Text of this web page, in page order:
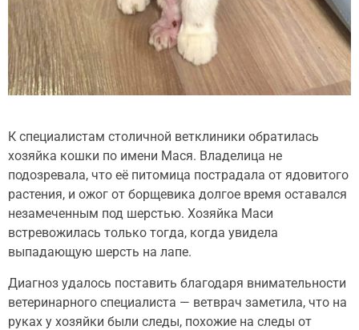
К специалистам столичной ветклиники обратилась
хозяйка кошки по имени Мася. Владелица не
подозревала, что её питомица пострадала от ядовитого
растения, и ожог от борщевика долгое время оставался
незамеченным под шерстью. Хозяйка Маси
встревожилась только тогда, когда увидела
выпадающую шерсть на лапе.
Диагноз удалось поставить благодаря внимательности
ветеринарного специалиста — ветврач заметила, что на
руках у хозяйки были следы, похожие на следы от